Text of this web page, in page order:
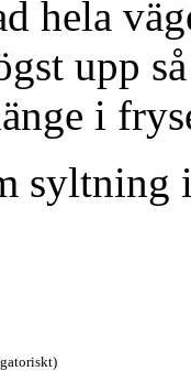
hela
upp
i